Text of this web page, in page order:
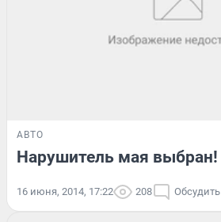
АВТО
Нарушитель мая выбран!
16 июня, 2014, 17:22 208 Обсудить